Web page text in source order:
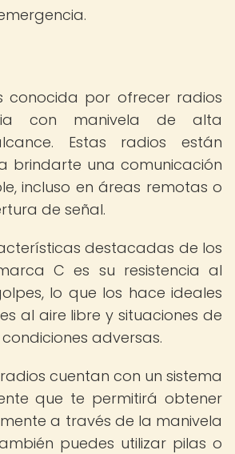
conocida por ofrecer radios
con manivela de alta
Estas radios están
brindarte una comunicación
incluso en áreas remotas o
de señal.
destacadas de los
C es su resistencia al
lo que los hace ideales
al aire libre y situaciones de
adversas.
cuentan con un sistema
que te permitirá obtener
a través de la manivela
puedes utilizar pilas o